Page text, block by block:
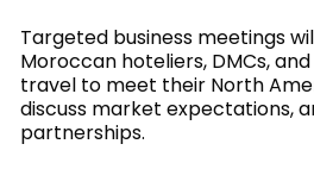
Targeted business meetings
Moroccan hoteliers, DMCs,
travel to meet their North
discuss market expectations,
partnerships.